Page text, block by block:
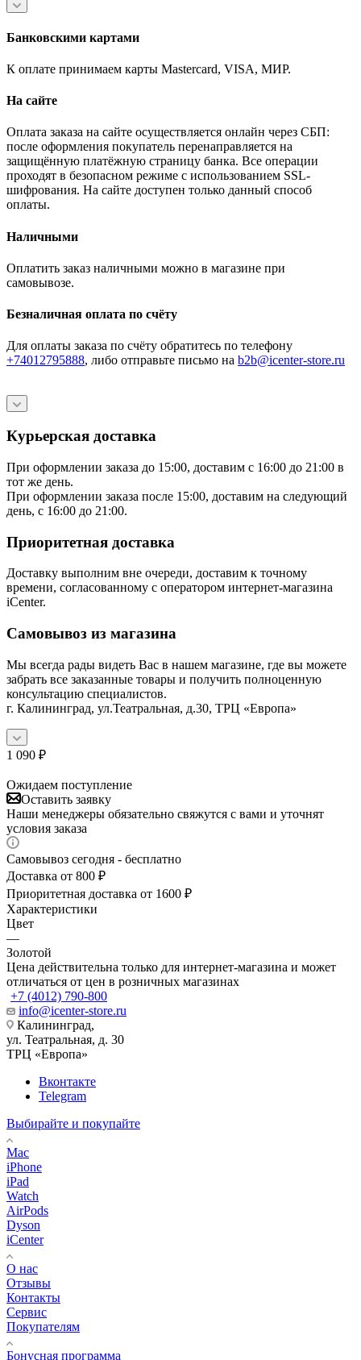
Банковскими картами
К оплате принимаем карты Mastercard, VISA, МИР.
На сайте
Оплата заказа на сайте осуществляется онлайн через СБП:
после оформления покупатель перенаправляется на
защищённую платёжную страницу банка. Все операции
проходят в безопасном режиме с использованием SSL-
шифрования. На сайте доступен только данный способ
оплаты.
Наличными
Оплатить заказ наличными можно в магазине при
самовывозе.
Безналичная оплата по счёту
Для оплаты заказа по счёту обратитесь по телефону
+74012795888, либо отправьте письмо на b2b@icenter-store.ru
Курьерская доставка
При оформлении заказа до 15:00, доставим с 16:00 до 21:00 в
тот же день.
При оформлении заказа после 15:00, доставим на следующий
день, с 16:00 до 21:00.
Приоритетная доставка
Доставку выполним вне очереди, доставим к точному
времени, согласованному с оператором интернет-магазина
iCenter.
Самовывоз из магазина
Мы всегда рады видеть Вас в нашем магазине, где вы можете
забрать все заказанные товары и получить полноценную
консультацию специалистов.
г. Калининград, ул.Театральная, д.30, ТРЦ «Европа»
1 090 ₽
Ожидаем поступление
Оставить заявку
Наши менеджеры обязательно свяжутся с вами и уточнят
условия заказа
Самовывоз сегодня - бесплатно
Доставка от 800 ₽
Приоритетная доставка от 1600 ₽
Характеристики
Цвет
—
Золотой
Цена действительна только для интернет-магазина и может
отличаться от цен в розничных магазинах
+7 (4012) 790-800
info@icenter-store.ru
Калининград,
ул. Театральная, д. 30
ТРЦ «Европа»
Вконтакте
Telegram
Выбирайте и покупайте
Mac
iPhone
iPad
Watch
AirPods
Dyson
iCenter
О нас
Отзывы
Контакты
Сервис
Покупателям
Бонусная программа